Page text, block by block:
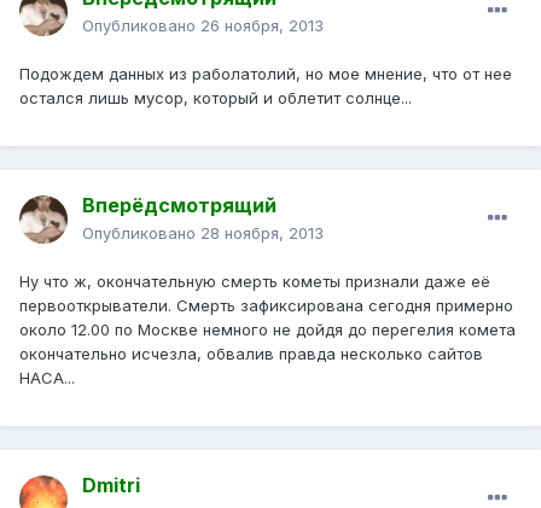
Опубликовано 26 ноября, 2013
Подождем данных из раболатолий, но мое мнение, что от нее
остался лишь мусор, который и облетит солнце...
Вперёдсмотрящий
Опубликовано 28 ноября, 2013
Ну что ж, окончательную смерть кометы признали даже её
первооткрыватели. Смерть зафиксирована сегодня примерно
около 12.00 по Москве немного не дойдя до перегелия комета
окончательно исчезла, обвалив правда несколько сайтов
НАСА...
Dmitri